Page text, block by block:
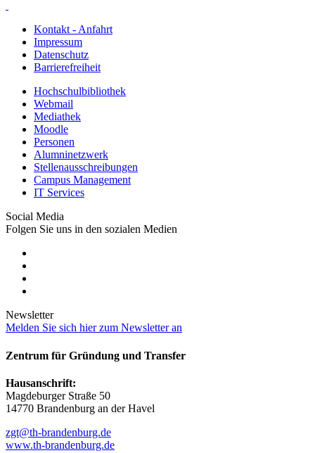
Kontakt - Anfahrt
Impressum
Datenschutz
Barrierefreiheit
Hochschulbibliothek
Webmail
Mediathek
Moodle
Personen
Alumninetzwerk
Stellenausschreibungen
Campus Management
IT Services
Social Media
Folgen Sie uns in den sozialen Medien
Newsletter
Melden Sie sich hier zum Newsletter an
Zentrum für Gründung und Transfer
Hausanschrift:
Magdeburger Straße 50
14770 Brandenburg an der Havel
zgt@th-brandenburg.de
www.th-brandenburg.de